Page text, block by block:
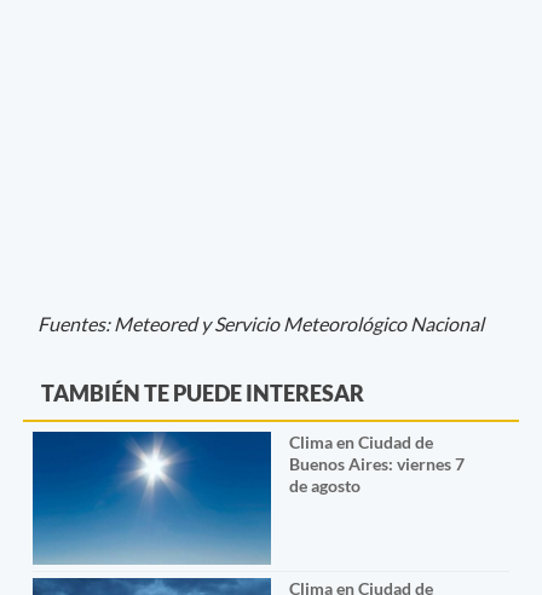
Fuentes: Meteored y Servicio Meteorológico Nacional
TAMBIÉN TE PUEDE INTERESAR
Clima en Ciudad de
Buenos Aires: viernes 7
de agosto
Clima en Ciudad de